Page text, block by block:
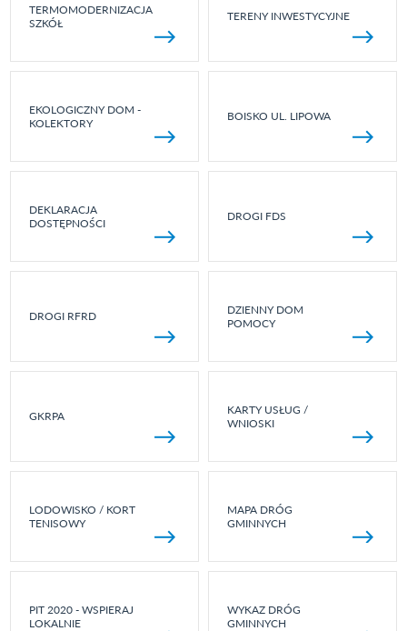
TERMOMODERNIZACJA
SZKÓŁ
TERENY INWESTYCYJNE
EKOLOGICZNY DOM -
KOLEKTORY
BOISKO UL. LIPOWA
DEKLARACJA
DOSTĘPNOŚCI
DROGI FDS
DROGI RFRD
DZIENNY DOM
POMOCY
GKRPA
KARTY USŁUG /
WNIOSKI
LODOWISKO / KORT
TENISOWY
MAPA DRÓG
GMINNYCH
PIT 2020 - WSPIERAJ
LOKALNIE
WYKAZ DRÓG
GMINNYCH